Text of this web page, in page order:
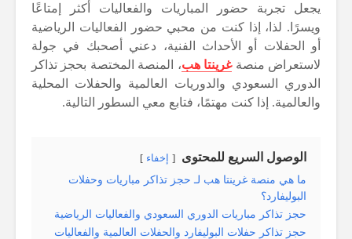
يجعل تجربة حضور المباريات والفعاليات أكثر إمتاعًا
ويسرًا. لذا، إذا كنت من محبي حضور الفعاليات الرياضية
أو الحفلات أو الأحداث الفنية، دعني أصحبك في جولة
لاستعراض منصةغرينتا هب، المنصة المختصة بحجز تذاكر
الدوري السعودي والدوريات العالمية والحفلات المحلية
والعالمية. إذا كنت مهتمًا، فتابع معي السطور التالية.
الوصول السريع للمحتوى إخفاء
ما هي منصة غرينتا هب لـ حجز تذاكر مباريات وحفلات
البوليفارد؟
حجز تذاكر مباريات الدوري السعودي والفعاليات الرياضية
حجز تذاكر حفلات البوليفارد والحفلات العالمية والفعاليات